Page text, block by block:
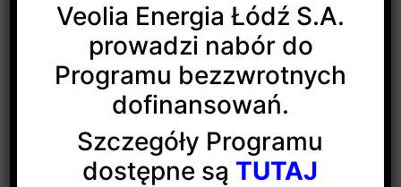
Wojewoda z wizytą w EC4
Tobiasz Bocheński, Wojewoda Łódzki odwiedził
na zaproszenie Veolii Energii Łódź elektrociepłownię
EC4. Zapoznał się z bieżącą działalnością
producenta i dostawcy ciepła systemowego dla
Veolia Energia Łódź S.A.
prowadzi nabór do
Programu bezzwrotnych
dofinansowań.
Szczegóły Programu
dostępne są TUTAJ